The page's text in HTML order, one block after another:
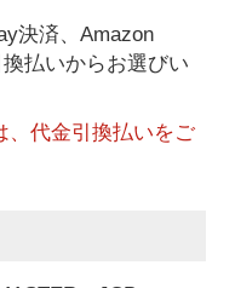
決済、Amazon
払いからお選びい
代金引換払いをご